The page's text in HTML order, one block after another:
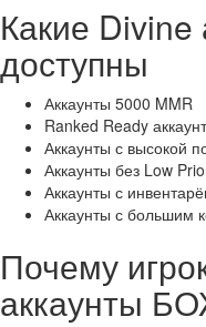
Какие Divine
доступны
Аккаунты 5000 MMR
Ranked Ready
Аккаунты с высокой
Аккаунты без Low
Аккаунты с
Аккаунты с большим
Почему
аккаунты